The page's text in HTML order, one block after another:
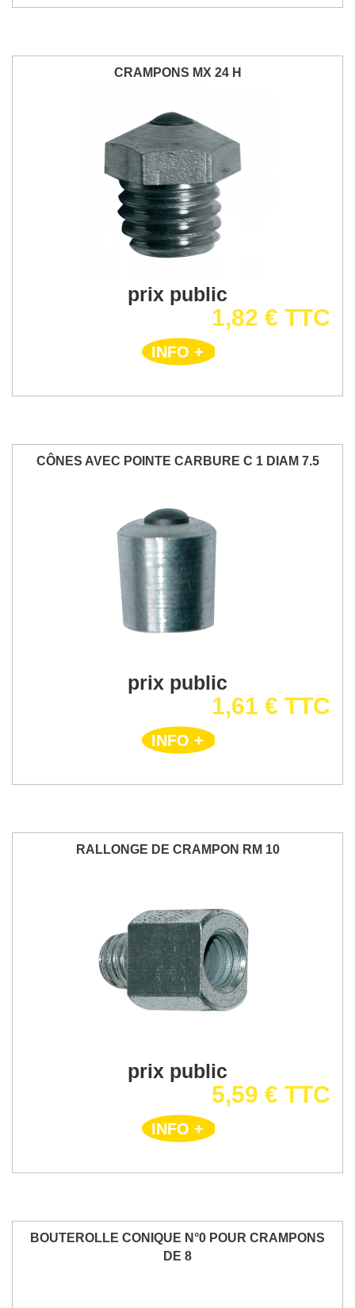
CRAMPONS MX 24 H
prix public
1,82 € TTC
INFO +
CÔNES AVEC POINTE CARBURE C 1 DIAM 7.5
prix public
1,61 € TTC
INFO +
RALLONGE DE CRAMPON RM 10
prix public
5,59 € TTC
INFO +
BOUTEROLLE CONIQUE N°0 POUR CRAMPONS
DE 8